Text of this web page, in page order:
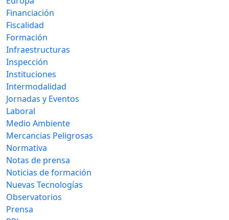
Financiación
Fiscalidad
Formación
Infraestructuras
Inspección
Instituciones
Intermodalidad
Jornadas y Eventos
Laboral
Medio Ambiente
Mercancias Peligrosas
Normativa
Notas de prensa
Noticias de formación
Nuevas Tecnologías
Observatorios
Prensa